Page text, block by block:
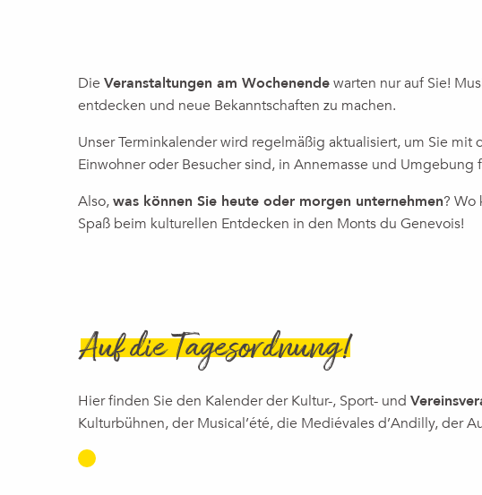
Sambhava Trail
Beaujolais Nouveau de Beaumont
Premier week-end du mois
Theater | Gisèle Halimi – eine unerschütterliche Freiheit
Concert | Voyage dansant, Duo Licòrna
Fête du Salève
Die Veranstaltungen am Wochenendewarten nur auf Sie!
entdecken und neue Bekanntschaften zu machen.
Unser Terminkalender wird regelmäßig aktualisiert, um Sie
Einwohner oder Besucher sind, in Annemasse und Umgebung
Also,was können Sie heute oder morgen unternehmen? Wo
Spaß beim kulturellen Entdecken in den Monts du Genevois!
Auf die Tagesordnung!
Hier finden Sie den Kalender der Kultur-, Sport- und
Kulturbühnen, der Musical’été, die Mediévales d’Andilly, der